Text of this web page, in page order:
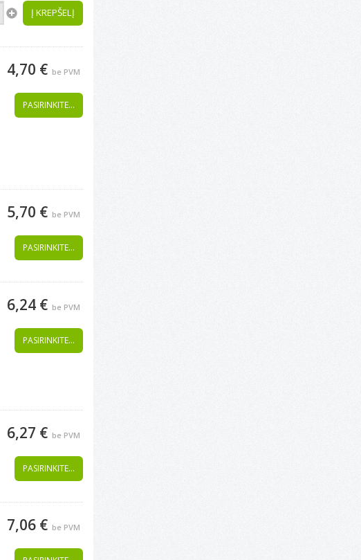
Į KREPŠELĮ
4,70 € be PVM
PASIRINKITE...
5,70 € be PVM
PASIRINKITE...
6,24 € be PVM
PASIRINKITE...
6,27 € be PVM
PASIRINKITE...
7,06 € be PVM